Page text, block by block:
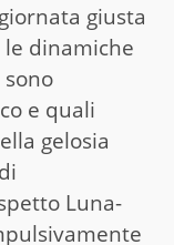
giusta
dinamiche
e quali
gelosia
Luna-